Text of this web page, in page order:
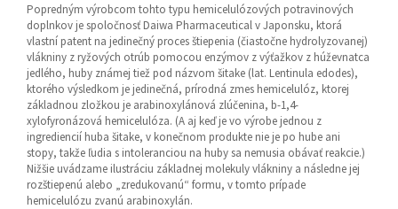
Popredným výrobcom tohto typu hemicelulózových potravinových
doplnkov je spoločnosť Daiwa Pharmaceutical v Japonsku, ktorá
vlastní patent na jedinečný proces štiepenia (čiastočne hydrolyzovanej)
vlákniny z ryžových otrúb pomocou enzýmov z výťažkov z húževnatca
jedlého, huby známej tiež pod názvom šitake (lat. Lentinula edodes),
ktorého výsledkom je jedinečná, prírodná zmes hemicelulóz, ktorej
základnou zložkou je arabinoxylánová zlúčenina, b-1,4-
xylofyronázová hemicelulóza. (A aj keď je vo výrobe jednou z
ingrediencií huba šitake, v konečnom produkte nie je po hube ani
stopy, takže ľudia s intoleranciou na huby sa nemusia obávať reakcie.)
Nižšie uvádzame ilustráciu základnej molekuly vlákniny a následne jej
rozštiepenú alebo „zredukovanú“ formu, v tomto prípade
hemicelulózu zvanú arabinoxylán.